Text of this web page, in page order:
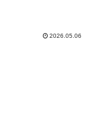
2026.05.06